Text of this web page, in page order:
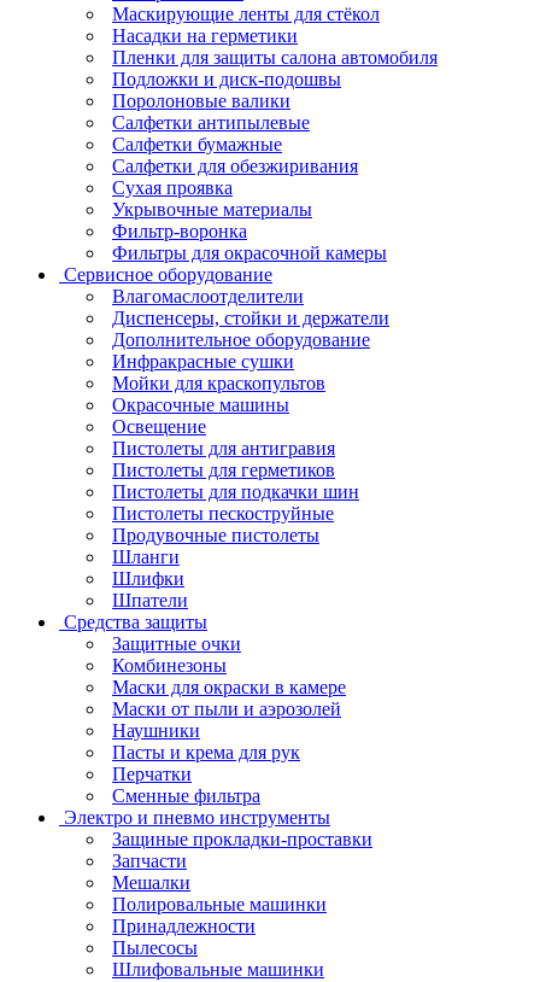
Маскирующие ленты для стёкол
Насадки на герметики
Пленки для защиты салона автомобиля
Подложки и диск-подошвы
Поролоновые валики
Салфетки антипылевые
Салфетки бумажные
Салфетки для обезжиривания
Сухая проявка
Укрывочные материалы
Фильтр-воронка
Фильтры для окрасочной камеры
Сервисное оборудование
Влагомаслоотделители
Диспенсеры, стойки и держатели
Дополнительное оборудование
Инфракрасные сушки
Мойки для краскопультов
Окрасочные машины
Освещение
Пистолеты для антигравия
Пистолеты для герметиков
Пистолеты для подкачки шин
Пистолеты пескоструйные
Продувочные пистолеты
Шланги
Шлифки
Шпатели
Средства защиты
Защитные очки
Комбинезоны
Маски для окраски в камере
Маски от пыли и аэрозолей
Наушники
Пасты и крема для рук
Перчатки
Сменные фильтра
Электро и пневмо инструменты
Защиные прокладки-проставки
Запчасти
Мешалки
Полировальные машинки
Принадлежности
Пылесосы
Шлифовальные машинки